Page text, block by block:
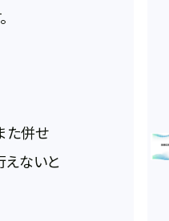
た併せ
ないと